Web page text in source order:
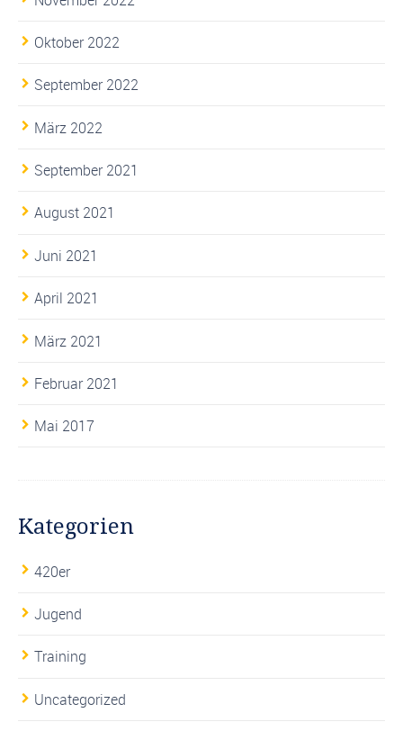
Oktober 2022
September 2022
März 2022
September 2021
August 2021
Juni 2021
April 2021
März 2021
Februar 2021
Mai 2017
Kategorien
420er
Jugend
Training
Uncategorized